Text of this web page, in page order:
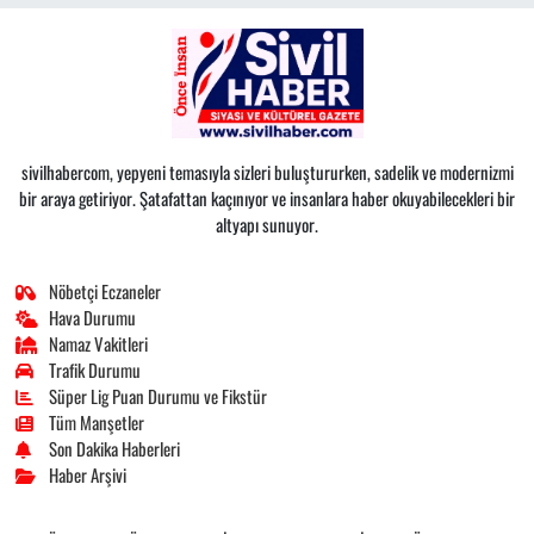
sivilhabercom, yepyeni temasıyla sizleri buluştururken, sadelik ve modernizmi
bir araya getiriyor. Şatafattan kaçınıyor ve insanlara haber okuyabilecekleri bir
altyapı sunuyor.
Nöbetçi Eczaneler
Hava Durumu
Namaz Vakitleri
Trafik Durumu
Süper Lig Puan Durumu ve Fikstür
Tüm Manşetler
Son Dakika Haberleri
Haber Arşivi